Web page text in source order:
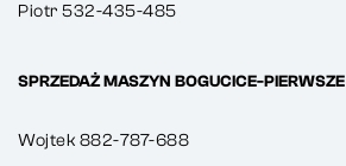
Piotr 532-435-485
SPRZEDAŻ MASZYN BOGUCICE-PIERWSZE
Wojtek 882-787-688